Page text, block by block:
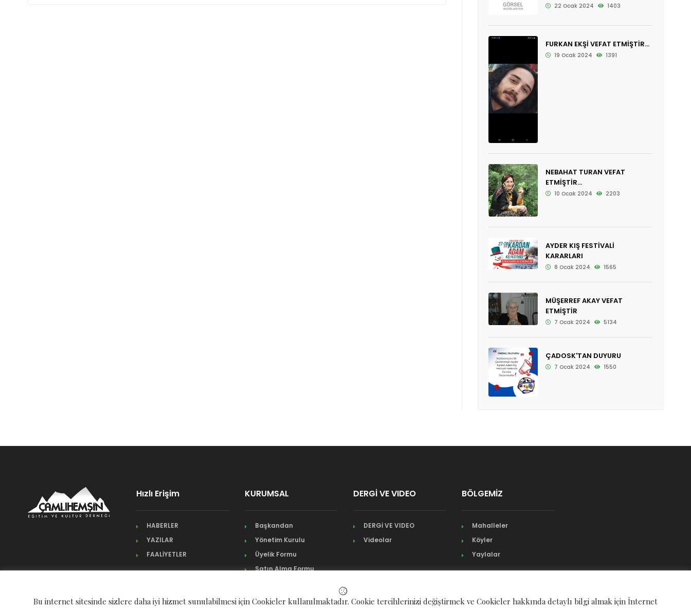
22 Ocak 2024 1403
FURKAN EKŞİ VEFAT ETMİŞTİR...
19 Ocak 2024 1391
NEBAHAT TURAN VEFAT
ETMİŞTİR...
10 Ocak 2024 2203
AYDER KIŞ FESTİVALİ
KARARLARI
8 Ocak 2024 1565
MÜŞERREF AKAY VEFAT
ETMİŞTİR
7 Ocak 2024 5134
ÇADOSK'TAN DUYURU
7 Ocak 2024 1550
Hızlı Erişim
HABERLER
YAZILAR
FAALİYETLER
KURUMSAL
Başkandan
Yönetim Kurulu
Üyelik Formu
Satın Alma Formu
DERGİ VE VIDEO
DERGİ VE VIDEO
Videolar
BÖLGEMİZ
Mahalleler
Köyler
Yaylalar
Bu internet sitesinde sizlere daha iyi hizmet sunulabilmesi için Cookieler kullanılmaktadır. Cookie tercihlerinizi değiştirmek ve Cookieler hakkında detaylı bilgi almak için İnternet